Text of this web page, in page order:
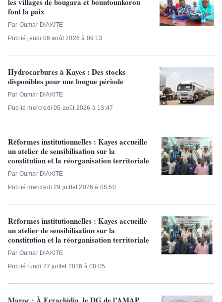
font la paix
Par Oumar DIAKITE
Publié jeudi 06 août 2026 à 09:13
Hydrocarbures à Kayes : Des stocks
disponibles pour une longue période
Par Oumar DIAKITE
Publié mercredi 05 août 2026 à 13:47
Réformes institutionnelles : Kayes accueille
un atelier de sensibilisation sur la
constitution et la réorganisation territoriale
Par Oumar DIAKITE
Publié mercredi 29 juillet 2026 à 08:50
Réformes institutionnelles : Kayes accueille
un atelier de sensibilisation sur la
constitution et la réorganisation territoriale
Par Oumar DIAKITE
Publié lundi 27 juillet 2026 à 08:05